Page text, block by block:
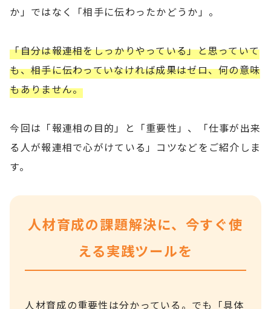
か」ではなく「相手に伝わったかどうか」。
「自分は報連相をしっかりやっている」と思っていて
も、相手に伝わっていなければ成果はゼロ、何の意味
もありません。
今回は「報連相の目的」と「重要性」、「仕事が出来
る人が報連相で心がけている」コツなどをご紹介しま
す。
人材育成の課題解決に、今すぐ使
える実践ツールを
人材育成の重要性は分かっている。でも「具体